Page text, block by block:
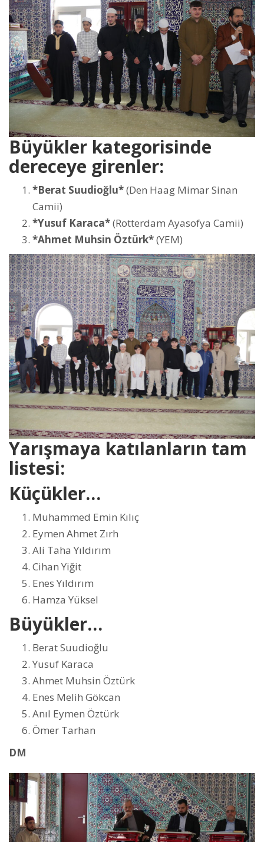
Büyükler kategorisinde
dereceye girenler:
*Berat Suudioğlu*(Den Haag Mimar Sinan
Camii)
*Yusuf Karaca*(Rotterdam Ayasofya Camii)
*Ahmet Muhsin Öztürk*(YEM)
Yarışmaya katılanların tam
listesi:
Küçükler…
Muhammed Emin Kılıç
Eymen Ahmet Zırh
Ali Taha Yıldırım
Cihan Yiğit
Enes Yıldırım
Hamza Yüksel
Büyükler…
Berat Suudioğlu
Yusuf Karaca
Ahmet Muhsin Öztürk
Enes Melih Gökcan
Anıl Eymen Öztürk
Ömer Tarhan
DM